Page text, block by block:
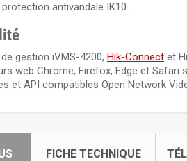
protection antivandale IK10
gestion iVMS-4200, Hik-Connect et
web Chrome, Firefox, Edge et Safari
et API compatibles Open Network
FICHE TECHNIQUE